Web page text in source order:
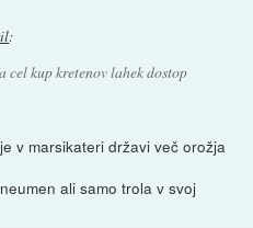
:
cel kup kretenov lahek dostop
v marsikateri državi več orožja
ali samo trola v svoj